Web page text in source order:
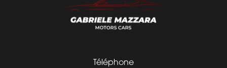
Téléphone